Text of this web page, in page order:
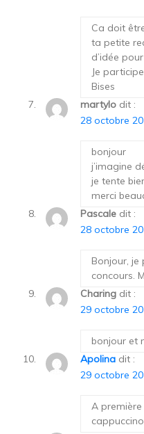
Ca doit
ta petite
d’idée
Je
Bises
martylo dit :
28 octobre
bonjour
j’imagine
je tente
merci
Pascale dit :
28 octobre
Bonjour, je
concours.
Charing dit :
29 octobre
bonjour et
Apolina dit :
29 octobre
A première